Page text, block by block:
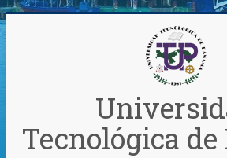
Saltar
al
Tecnológica de